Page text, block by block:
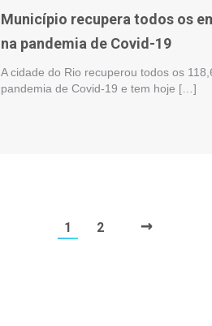
Município recupera todos os
na pandemia de Covid-19
A cidade do Rio recuperou todos os
pandemia de Covid-19 e tem hoje […]
1 2 →